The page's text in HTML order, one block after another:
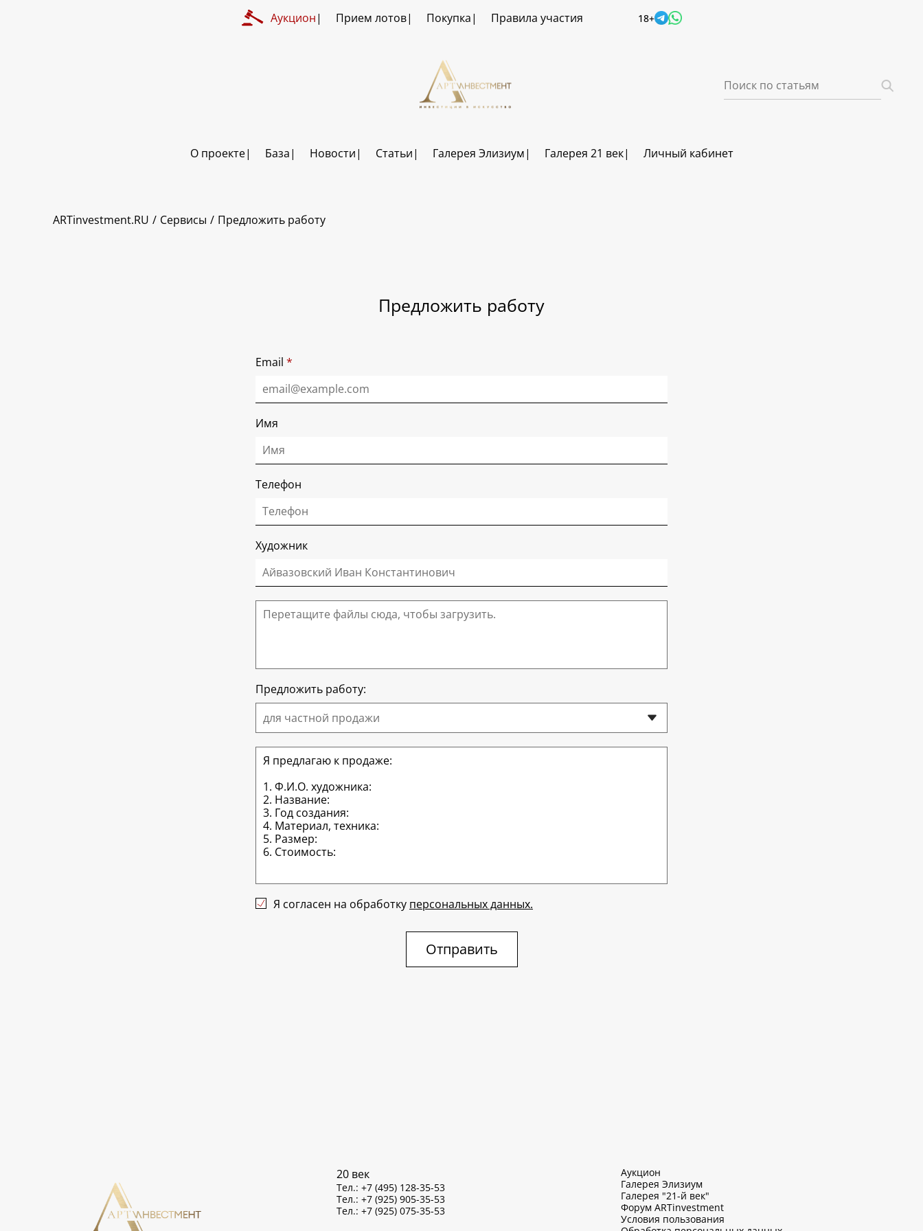
Аукцион Прием лотов Покупка Правила участия 18+
О проекте База Новости Статьи Галерея Элизиум Галерея 21 век Личный кабинет
ARTinvestment.RU Сервисы Предложить работу
Предложить работу
Email *
Имя
Телефон
Художник
Перетащите файлы сюда, чтобы загрузить.
Предложить работу:
для частной продажи
Я согласен на обработку персональных данных.
Отправить
20 век
Тел.: +7 (495) 128-35-53
Тел.: +7 (925) 905-35-53
Тел.: +7 (925) 075-35-53
Аукцион
Галерея Элизиум
Галерея "21-й век"
Форум ARTinvestment
Условия пользования